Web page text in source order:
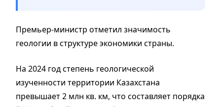
Премьер-министр отметил значимость
геологии в структуре экономики страны.
На 2024 год степень геологической
изученности территории Казахстана
превышает 2 млн кв. км, что составляет порядка